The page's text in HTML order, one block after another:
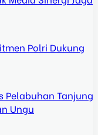
Polri Dukung
Pelabuhan Tanjung
Ungu